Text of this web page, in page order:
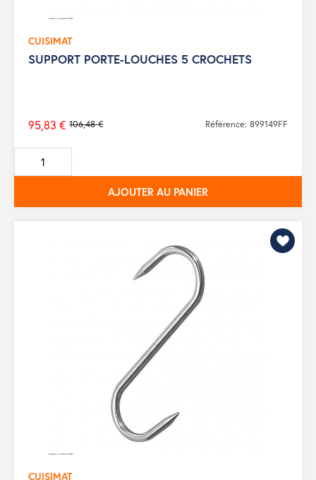
CUISIMAT
SUPPORT PORTE-LOUCHES 5 CROCHETS
Prix
de
base
106,48 €
95,83 € Référence: 899149FF
AJOUTER AU PANIER
CUISIMAT